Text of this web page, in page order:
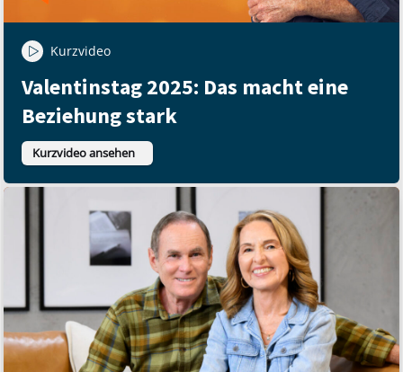
Kurzvideo
Valentinstag 2025: Das macht eine
Beziehung stark
Kurzvideo ansehen